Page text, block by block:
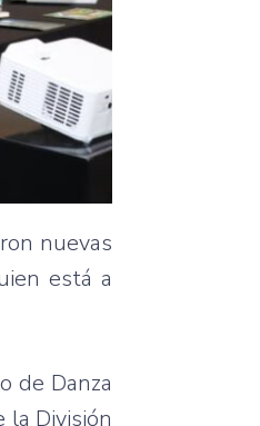
nuevas
está a
de Danza
la División